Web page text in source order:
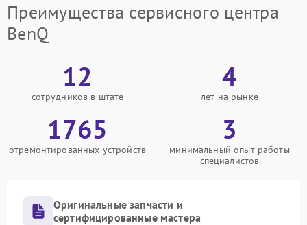
Преимущества сервисного центра
BenQ
12
сотрудников в штате
4
лет на рынке
1765
отремонтированных устройств
3
минимальный опыт работы
специалистов
Оригинальные запчасти и
сертифицированные мастера